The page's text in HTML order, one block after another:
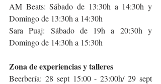
AM Beats: Sábado de 13:30h a 14:30h y
Domingo de 13:30h a 14:30h
Sara Puaj: Sábado de 19h a 20:30h y
Domingo de 14:30h a 15:30h
Zona de experiencias y talleres
Beerbería: 28 sept 15:00 - 23:00h/ 29 sept